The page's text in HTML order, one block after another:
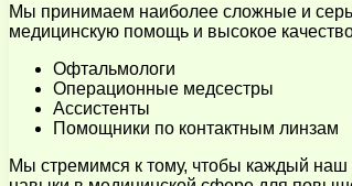
Мы принимаем наиболее сложные и
медицинскую помощь и высокое
Офтальмологи
Операционные медсестры
Ассистенты
Помощники по контактным линзам
Мы стремимся к тому, чтобы каждый